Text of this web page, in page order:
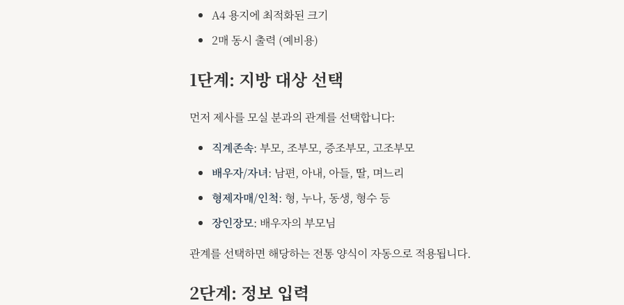
A4 용지에 최적화된 크기
2매 동시 출력 (예비용)
1단계: 지방 대상 선택
먼저 제사를 모실 분과의 관계를 선택합니다:
직계존속: 부모, 조부모, 증조부모, 고조부모
배우자/자녀: 남편, 아내, 아들, 딸, 며느리
형제자매/인척: 형, 누나, 동생, 형수 등
장인장모: 배우자의 부모님
관계를 선택하면 해당하는 전통 양식이 자동으로 적용됩니다.
2단계: 정보 입력